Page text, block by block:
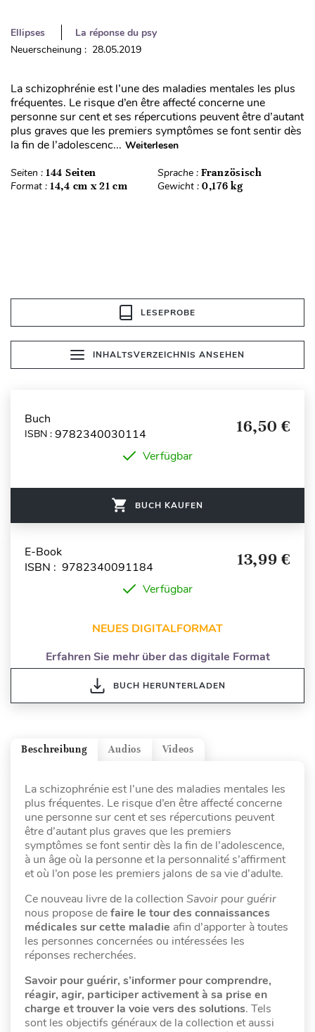
Ellipses
La réponse du psy
Neuerscheinung : 28.05.2019
La schizophrénie est l’une des maladies mentales les plus
fréquentes. Le risque d’en être affecté concerne une
personne sur cent et ses répercutions peuvent être d’autant
plus graves que les premiers symptômes se font sentir dès
la fin de l’adolescenc... Weiterlesen
Seiten : 144 Seiten Sprache : Französisch
Format : 14,4 cm x 21 cm Gewicht : 0,176 kg
LESEPROBE
INHALTSVERZEICHNIS ANSEHEN
Buch
ISBN : 9782340030114 16,50 €
Verfügbar
BUCH KAUFEN
E-Book
ISBN : 9782340091184
13,99 €
Verfügbar
NEUES DIGITALFORMAT
Erfahren Sie mehr über das digitale Format
BUCH HERUNTERLADEN
Videos
Audios
Beschreibung
La schizophrénie est l’une des maladies mentales les
plus fréquentes. Le risque d’en être affecté concerne
une personne sur cent et ses répercutions peuvent
être d’autant plus graves que les premiers
symptômes se font sentir dès la fin de l’adolescence,
à un âge où la personne et la personnalité s’affirment
et où l’on pose les premiers jalons de sa vie d’adulte.
Ce nouveau livre de la collection Savoir pour guérir
nous propose defaire le tour des connaissances
médicales sur cette maladie afin d’apporter à toutes
les personnes concernées ou intéressées les
réponses recherchées.
Savoir pour guérir, s’informer pour comprendre,
réagir, agir, participer activement à sa prise en
charge et trouver la voie vers des solutions. Tels
sont les objectifs généraux de la collection et aussi